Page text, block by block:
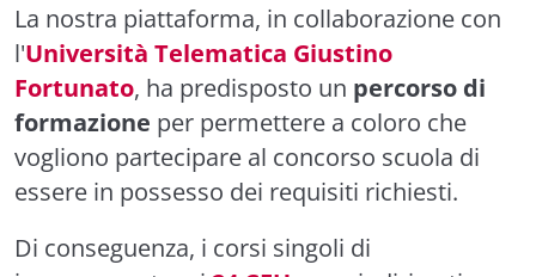
La nostra piattaforma, in collaborazione con
l'Università Telematica Giustino
Fortunato, ha predisposto un percorso di
formazione per permettere a coloro che
vogliono partecipare al concorso scuola di
essere in possesso dei requisiti richiesti.
Di conseguenza, i corsi singoli di